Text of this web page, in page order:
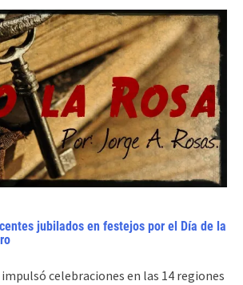
jubilados en festejos por el Día de la
celebraciones en las 14 regiones